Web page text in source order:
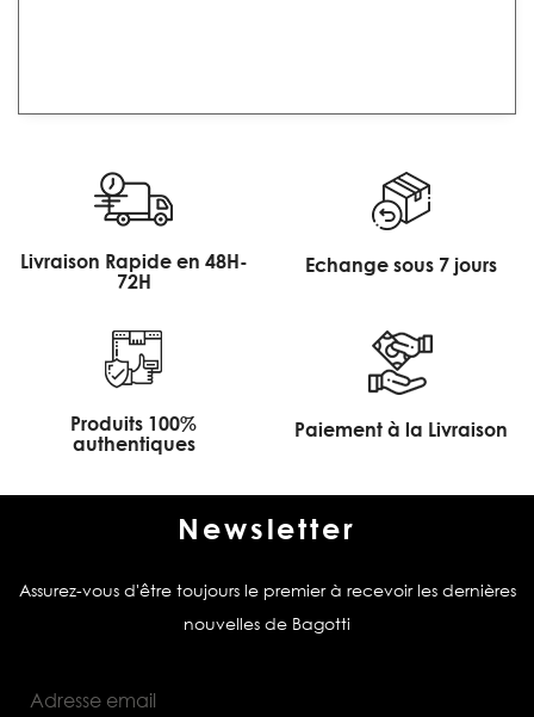
Livraison Rapide en 48H-
72H
Echange sous 7 jours
Produits 100%
authentiques
Paiement à la Livraison
Newsletter
Assurez-vous d'être toujours le premier à recevoir les dernières
nouvelles de Bagotti